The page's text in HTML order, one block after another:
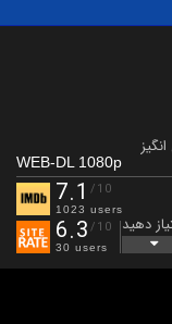
WEB-DL 1080p
7.1 /10
1023 users
6.3 /10
30 users
دهید